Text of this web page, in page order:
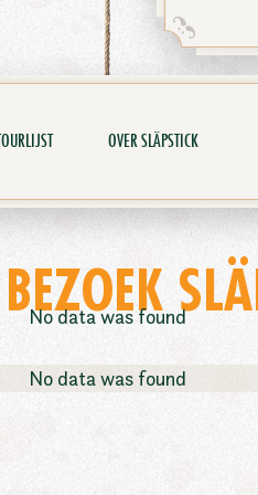
TOURLIJST OVER SLÄPSTICK
BEZOEK
No data was found
No data was found